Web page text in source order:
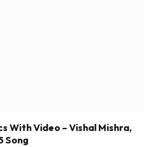
With Video – Vishal Mishra,
Song